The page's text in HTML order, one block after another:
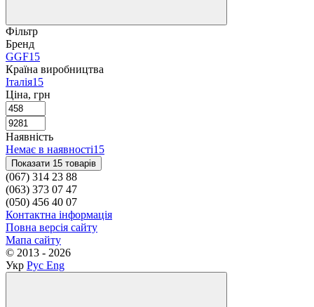
Фільтр
Бренд
GGF15
Країна виробництва
Італія15
Ціна, грн
Наявність
Немає в наявності15
Показати 15 товарів
(067) 314 23 88
(063) 373 07 47
(050) 456 40 07
Контактна інформація
Повна версія сайту
Мапа сайту
© 2013 - 2026
Укр Рус Eng